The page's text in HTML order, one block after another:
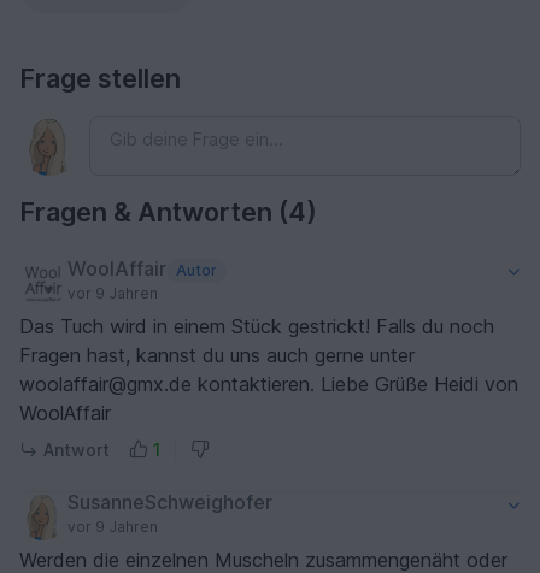
Frage stellen
Fragen & Antworten (4)
WoolAffair Autor
vor 9 Jahren
Das Tuch wird in einem Stück gestrickt! Falls du noch
Fragen hast, kannst du uns auch gerne unter
woolaffair@gmx.de kontaktieren. Liebe Grüße Heidi von
WoolAffair
Antwort 1
SusanneSchweighofer
vor 9 Jahren
Werden die einzelnen Muscheln zusammengenäht oder